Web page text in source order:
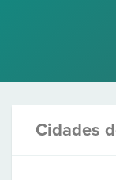
Cidades